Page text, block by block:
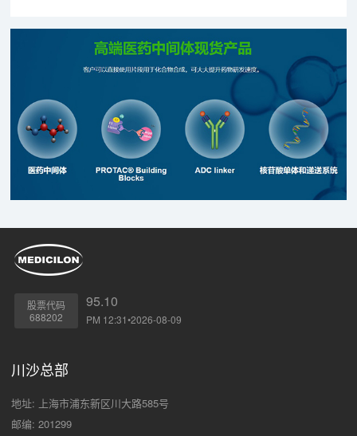
股票代码
688202
95.10
PM 12:31•2026-08-09
川沙总部
地址: 上海市浦东新区川大路585号
邮编: 201299